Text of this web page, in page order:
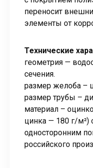
переносит
элементы от
Технические
геометрия —
сечения.
размер желоба –
размер трубы –
материал –
цинка — 180 г/м²)
односторонним
российского